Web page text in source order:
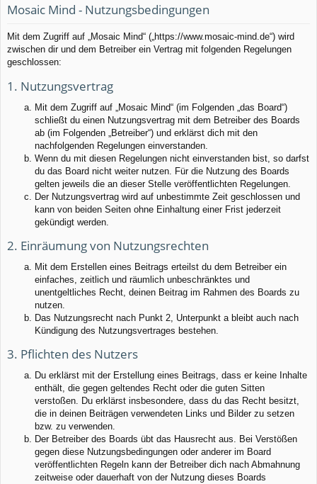
ug
rif
f
n
Mosaic Mind - Nutzungsbedingungen
Mit dem Zugriff auf „Mosaic Mind“ („https://www.mosaic-mind.de“) wird
zwischen dir und dem Betreiber ein Vertrag mit folgenden Regelungen
geschlossen:
1. Nutzungsvertrag
Mit dem Zugriff auf „Mosaic Mind“ (im Folgenden „das Board“)
schließt du einen Nutzungsvertrag mit dem Betreiber des Boards
ab (im Folgenden „Betreiber“) und erklärst dich mit den
nachfolgenden Regelungen einverstanden.
Wenn du mit diesen Regelungen nicht einverstanden bist, so darfst
du das Board nicht weiter nutzen. Für die Nutzung des Boards
gelten jeweils die an dieser Stelle veröffentlichten Regelungen.
Der Nutzungsvertrag wird auf unbestimmte Zeit geschlossen und
kann von beiden Seiten ohne Einhaltung einer Frist jederzeit
gekündigt werden.
2. Einräumung von Nutzungsrechten
Mit dem Erstellen eines Beitrags erteilst du dem Betreiber ein
einfaches, zeitlich und räumlich unbeschränktes und
unentgeltliches Recht, deinen Beitrag im Rahmen des Boards zu
nutzen.
Das Nutzungsrecht nach Punkt 2, Unterpunkt a bleibt auch nach
Kündigung des Nutzungsvertrages bestehen.
3. Pflichten des Nutzers
Du erklärst mit der Erstellung eines Beitrags, dass er keine Inhalte
enthält, die gegen geltendes Recht oder die guten Sitten
verstoßen. Du erklärst insbesondere, dass du das Recht besitzt,
die in deinen Beiträgen verwendeten Links und Bilder zu setzen
bzw. zu verwenden.
Der Betreiber des Boards übt das Hausrecht aus. Bei Verstößen
gegen diese Nutzungsbedingungen oder anderer im Board
veröffentlichten Regeln kann der Betreiber dich nach Abmahnung
zeitweise oder dauerhaft von der Nutzung dieses Boards